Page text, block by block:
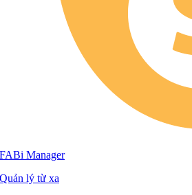
FABi Manager
Quản lý từ xa